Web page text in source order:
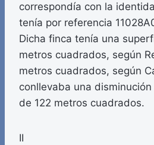
correspondía con la
tenía por referencia
Dicha finca tenía una
metros cuadrados, según
metros cuadrados, según
conllevaba una
de 122 metros cuadrados.
II